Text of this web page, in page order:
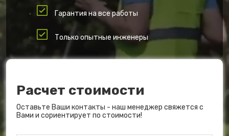
Гарантия на все работы
Только опытные инженеры
Расчет стоимости
Оставьте Ваши контакты - наш менеджер свяжется с
Вами и сориентирует по стоимости!